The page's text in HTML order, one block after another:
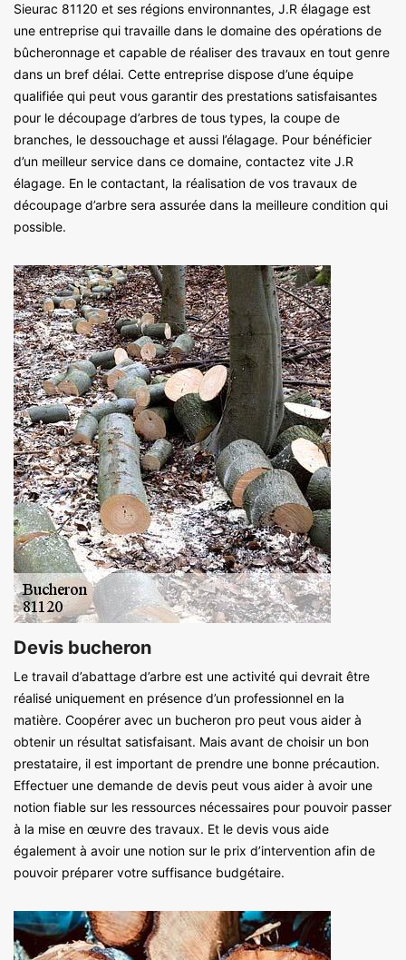
Sieurac 81120 et ses régions environnantes, J.R élagage est
une entreprise qui travaille dans le domaine des opérations de
bûcheronnage et capable de réaliser des travaux en tout genre
dans un bref délai. Cette entreprise dispose d’une équipe
qualifiée qui peut vous garantir des prestations satisfaisantes
pour le découpage d’arbres de tous types, la coupe de
branches, le dessouchage et aussi l’élagage. Pour bénéficier
d’un meilleur service dans ce domaine, contactez vite J.R
élagage. En le contactant, la réalisation de vos travaux de
découpage d’arbre sera assurée dans la meilleure condition qui
possible.
Devis bucheron
Le travail d’abattage d’arbre est une activité qui devrait être
réalisé uniquement en présence d’un professionnel en la
matière. Coopérer avec un bucheron pro peut vous aider à
obtenir un résultat satisfaisant. Mais avant de choisir un bon
prestataire, il est important de prendre une bonne précaution.
Effectuer une demande de devis peut vous aider à avoir une
notion fiable sur les ressources nécessaires pour pouvoir passer
à la mise en œuvre des travaux. Et le devis vous aide
également à avoir une notion sur le prix d’intervention afin de
pouvoir préparer votre suffisance budgétaire.